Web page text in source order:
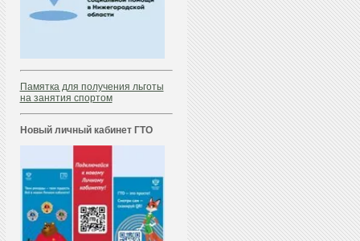
Памятка для получения льготы
на занятия спортом
Новый личный кабинет ГТО